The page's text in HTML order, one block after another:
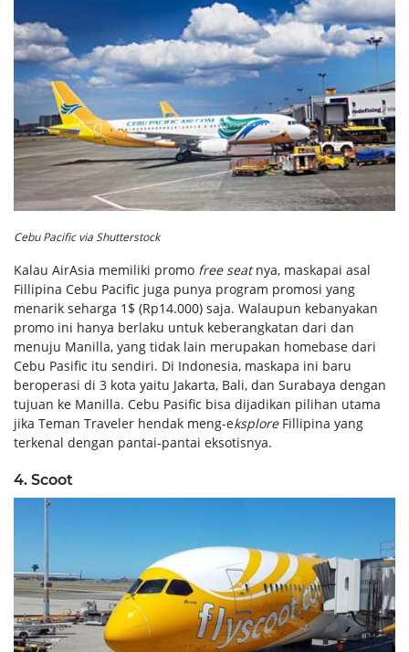
Cebu Pacific via Shutterstock
Kalau AirAsia memiliki promo free seatnya, maskapai asal
Fillipina Cebu Pacific juga punya program promosi yang
menarik seharga 1$ (Rp14.000) saja. Walaupun kebanyakan
promo ini hanya berlaku untuk keberangkatan dari dan
menuju Manilla, yang tidak lain merupakan homebase dari
Cebu Pasific itu sendiri. Di Indonesia, maskapa ini baru
beroperasi di 3 kota yaitu Jakarta, Bali, dan Surabaya dengan
tujuan ke Manilla. Cebu Pasific bisa dijadikan pilihan utama
jika Teman Traveler hendak meng-eksploreFillipina yang
terkenal dengan pantai-pantai eksotisnya.
4. Scoot